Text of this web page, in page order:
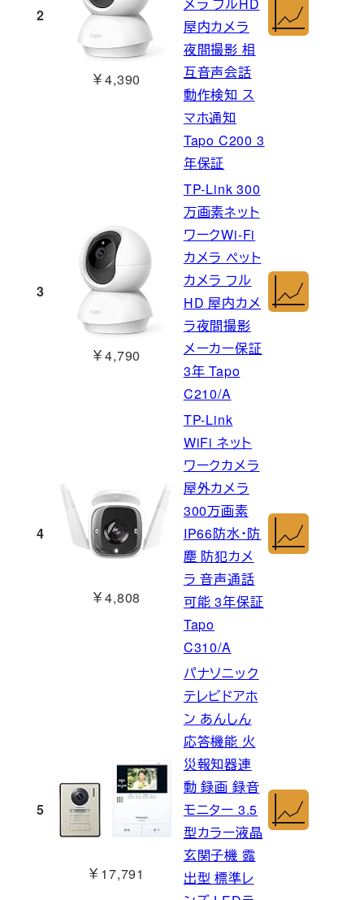
2
￥4,390
メラ フルHD
屋内カメラ
夜間撮影 相
互音声会話
動作検知 ス
マホ通知
Tapo C200 3
年保証
3
￥4,790
TP-Link 300
万画素ネット
ワークWi-Fi
カメラ ペット
カメラ フル
HD 屋内カメ
ラ夜間撮影
メーカー保証
3年 Tapo
C210/A
4
￥4,808
TP-Link
WiFi ネット
ワークカメラ
屋外カメラ
300万画素
IP66防水・防
塵 防犯カメ
ラ 音声通話
可能 3年保証
Tapo
C310/A
5
￥17,791
パナソニック
テレビドアホ
ン あんしん
応答機能 火
災報知器連
動 録画 録音
モニター 3.5
型カラー液晶
玄関子機 露
出型 標準レ